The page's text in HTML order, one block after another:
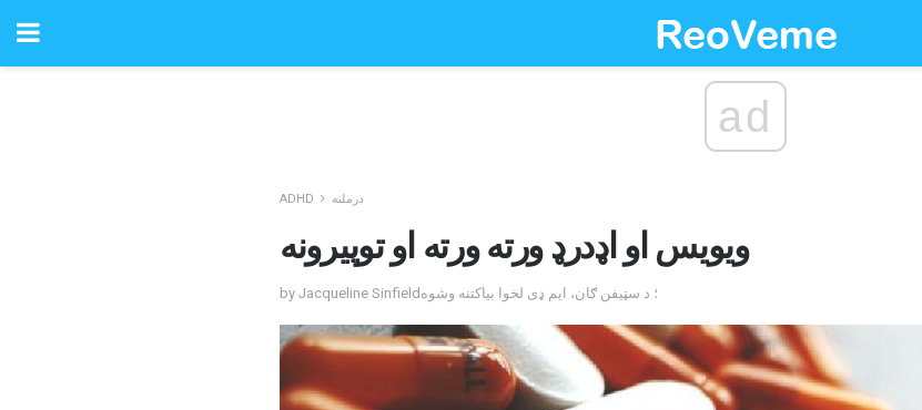
ad
ADHD درملنه
ویویس او اډدرډ ورته ورته او توپیرونه
by Jacqueline Sinfield؛ د سټیفن ګان، ایم ډی لخوا بیاکتنه وشوه